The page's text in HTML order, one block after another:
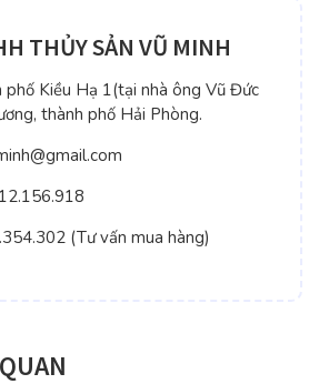
THỦY SẢN VŨ MINH
phố Kiều Hạ 1(tại nhà ông Vũ Đức
thành phố Hải Phòng.
(Tư vấn mua hàng)